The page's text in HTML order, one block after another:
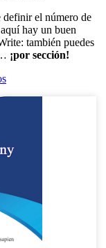
definir el número de
hay un buen
: también puedes
¡por sección!